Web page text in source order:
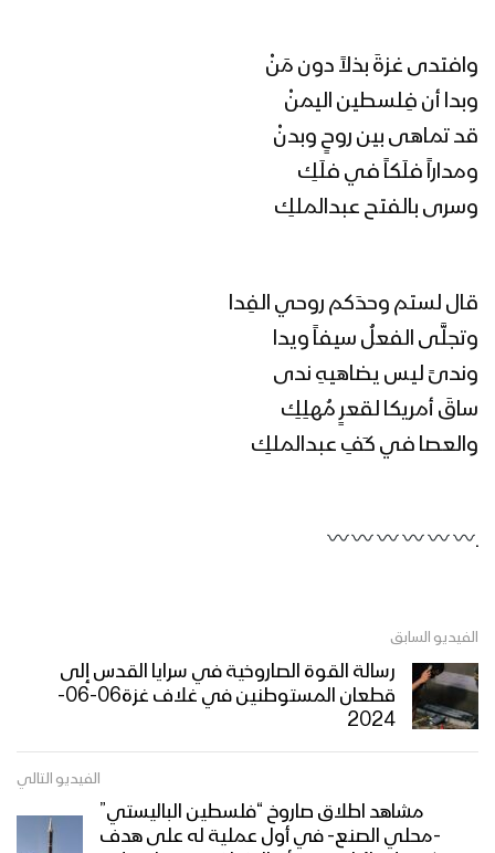
وافتدى غزةَ بذلاً دون مَنْ
وبدا أن فِلسطين اليمنْ
قد تماهى بين روحٍ وبدنْ
ومداراً فلَكاً في فلَكِ
وسرى بالفتح عبدالملكِ
قال لستم وحدَكم روحي الفِدا
وتجلَّى الفعلُ سيفاً ويدا
وندىً ليس يضاهيهِ ندى
ساقَ أمريكا لقعرٍ مُهلِكِ
والعصا في كَفِ عبدالملكِ
ـ
الفيديو السابق
رسالة القوة الصاروخية في سرايا القدس إلى
قطعان المستوطنين في غلاف غزة06-06-
2024
الفيديو التالي
مشاهد اطلاق صاروخ “فلسطين الباليستي”
-محلي الصنع- في أول عملية له على هدف